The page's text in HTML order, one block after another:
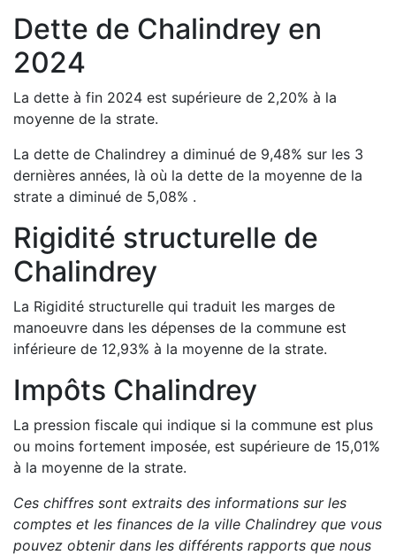
Dette de Chalindrey en
2024
La dette à fin 2024 est supérieure de 2,20% à la
moyenne de la strate.
La dette de Chalindrey a diminué de 9,48% sur les 3
dernières années, là où la dette de la moyenne de la
strate a diminué de 5,08% .
Rigidité structurelle de
Chalindrey
La Rigidité structurelle qui traduit les marges de
manoeuvre dans les dépenses de la commune est
inférieure de 12,93% à la moyenne de la strate.
Impôts Chalindrey
La pression fiscale qui indique si la commune est plus
ou moins fortement imposée, est supérieure de 15,01%
à la moyenne de la strate.
Ces chiffres sont extraits des informations sur les
comptes et les finances de la ville Chalindrey que vous
pouvez obtenir dans les différents rapports que nous